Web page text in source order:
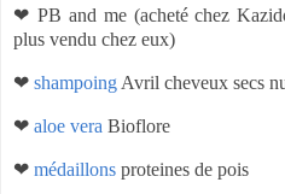
❤ PB and me (acheté chez
plus vendu chez eux)
❤ shampoing Avril cheveux secs
❤ aloe vera Bioflore
❤ médaillons proteines de pois